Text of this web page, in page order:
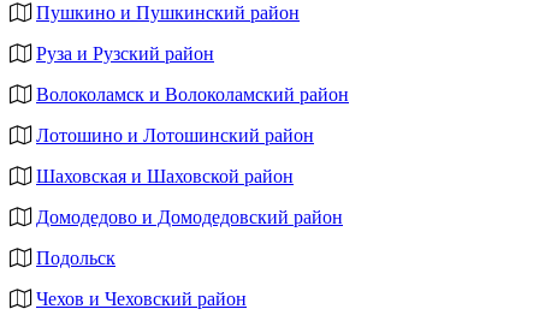
Пушкино и Пушкинский район
Руза и Рузский район
Волоколамск и Волоколамский район
Лотошино и Лотошинский район
Шаховская и Шаховской район
Домодедово и Домодедовский район
Подольск
Чехов и Чеховский район